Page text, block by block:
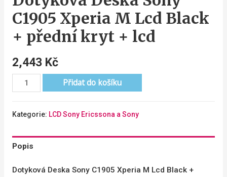
C1905 Xperia M Lcd Black
+ přední kryt + lcd
2,443 Kč
Přidat do košíku
Kategorie: LCD Sony Ericssona a Sony
Popis
Dotyková Deska Sony C1905 Xperia M Lcd Black +